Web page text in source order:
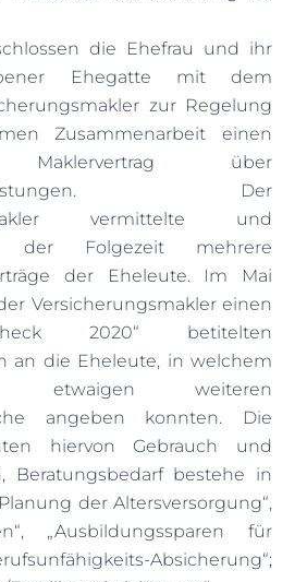
die Ehefrau und ihr
Ehegatte mit dem
zur Regelung
Zusammenarbeit einen
Maklervertrag über
Der
vermittelte und
der Folgezeit mehrere
der Eheleute. Im Mai
Versicherungsmakler einen
2020“ betitelten
an die Eheleute, in welchem
weiteren
angeben konnten. Die
hiervon Gebrauch und
Beratungsbedarf bestehe in
der Altersversorgung“,
„Ausbildungssparen für
Absicherung“;